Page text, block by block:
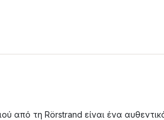
από τη Rörstrand είναι ένα